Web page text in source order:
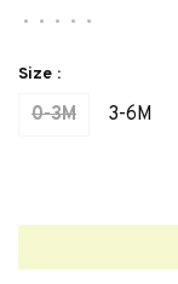
• • • • •
Size :
0-3M 3-6M